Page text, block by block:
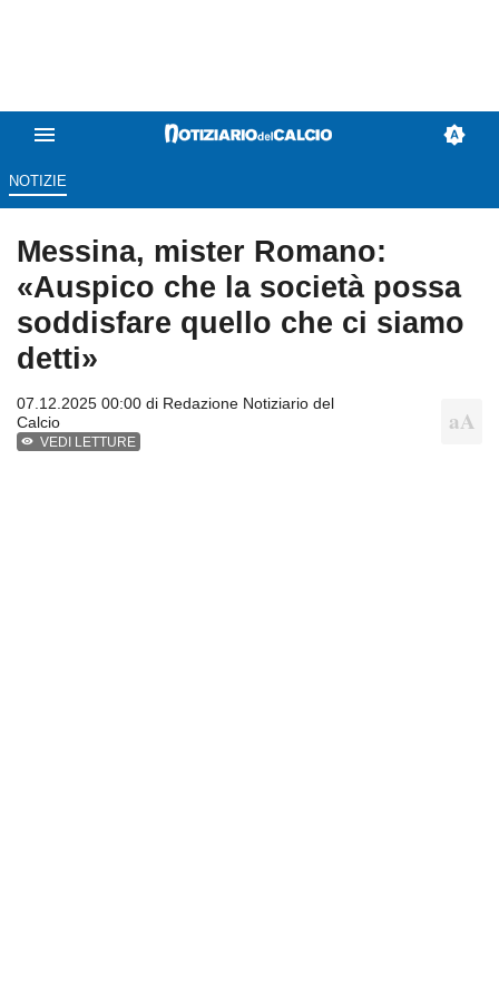
NOTIZIE
Messina, mister Romano:
«Auspico che la società possa
soddisfare quello che ci siamo
detti»
07.12.2025 00:00 di Redazione Notiziario del
Calcio
VEDI LETTURE